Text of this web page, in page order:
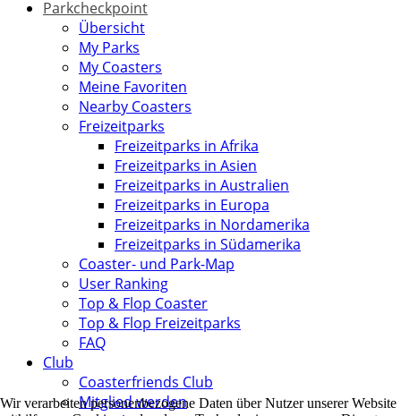
Parkcheckpoint
Übersicht
My Parks
My Coasters
Meine Favoriten
Nearby Coasters
Freizeitparks
Freizeitparks in Afrika
Freizeitparks in Asien
Freizeitparks in Australien
Freizeitparks in Europa
Freizeitparks in Nordamerika
Freizeitparks in Südamerika
Coaster- und Park-Map
User Ranking
Top & Flop Coaster
Top & Flop Freizeitparks
FAQ
Club
Coasterfriends Club
Mitglied werden
Wir verarbeiten personenbezogene Daten über Nutzer unserer Website